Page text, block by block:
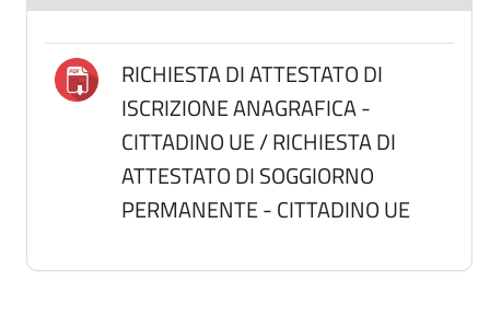
RICHIESTA DI ATTESTATO DI
ISCRIZIONE ANAGRAFICA -
CITTADINO UE / RICHIESTA DI
ATTESTATO DI SOGGIORNO
PERMANENTE - CITTADINO UE